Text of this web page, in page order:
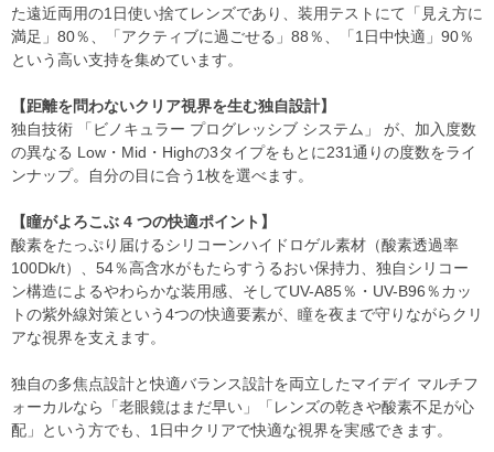
た遠近両用の1日使い捨てレンズであり、装用テストにて「見え方に
満足」80％、「アクティブに過ごせる」88％、「1日中快適」90％
という高い支持を集めています。
【距離を問わないクリア視界を生む独自設計】
独自技術 「ビノキュラー プログレッシブ システム」 が、加入度数
の異なる Low・Mid・Highの3タイプをもとに231通りの度数をライ
ンナップ。自分の目に合う1枚を選べます。
【瞳がよろこぶ 4 つの快適ポイント】
酸素をたっぷり届けるシリコーンハイドロゲル素材（酸素透過率
100Dk/t）、54％高含水がもたらすうるおい保持力、独自シリコー
ン構造によるやわらかな装用感、そしてUV-A85％・UV-B96％カッ
トの紫外線対策という4つの快適要素が、瞳を夜まで守りながらクリ
アな視界を支えます。
独自の多焦点設計と快適バランス設計を両立したマイデイ マルチフ
ォーカルなら「老眼鏡はまだ早い」「レンズの乾きや酸素不足が心
配」という方でも、1日中クリアで快適な視界を実感できます。